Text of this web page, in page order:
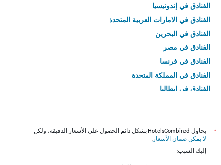
الفنادق في إندونيسيا
الفنادق في الامارات العربية المتحدة
الفنادق في البحرين
الفنادق في مصر
الفنادق في فرنسا
الفنادق في المملكة المتحدة
الفنادق في إيطاليا
*
يحاول HotelsCombined بشكل دائم الحصول على الأسعار الدقيقة، ولكن
لا يمكن ضمان الأسعار .
إليك السبب: